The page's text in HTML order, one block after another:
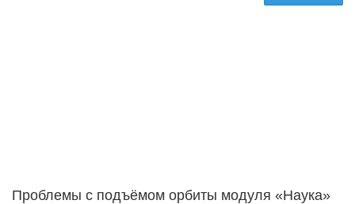
Проблемы с подъёмом орбиты модуля «Наука»